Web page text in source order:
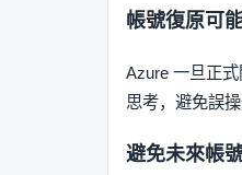
帳號復原可
Azure 一旦正
思考，避免誤
避免未來帳